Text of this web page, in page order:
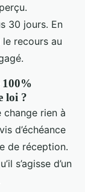
30 jours. En
recours au
100%
loi ?
rien à
d’échéance
de réception.
s’agisse d’un